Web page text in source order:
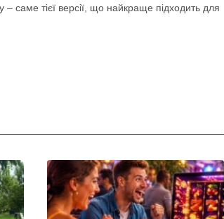
– саме тієї версії, що найкраще підходить для